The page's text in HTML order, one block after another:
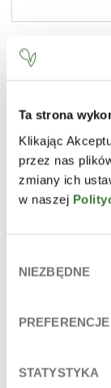
Ta strona
Klikając
przez nas
zmiany ich
w naszej
zgody
NIEZBĘDNE
PREFERENCJE
STATYSTYKA